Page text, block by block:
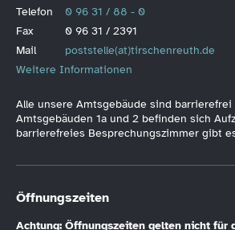
Telefon
0 96 31 / 88 - 0
Fax
0 96 31 / 2391
Mail
poststelle(at)tirschenreuth.de
Weitere Informationen
Alle unsere Amtsgebäude sind
Amtsgebäuden 1a und 2 befinden sich
barrierefreies Besprechungszimmer gibt
Öffnungszeiten
Achtung: Öffnungszeiten gelten nicht für